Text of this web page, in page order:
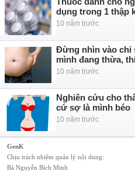
dụng trong 1 thập
10 năm trước
Đừng nhìn vào chỉ
mình đang thừa,
10 năm trước
Nghiên cứu cho
cứ sợ là mình béo
10 năm trước
GenK
Chịu trách nhiệm quản lý nội dung:
Bà Nguyễn Bích Minh